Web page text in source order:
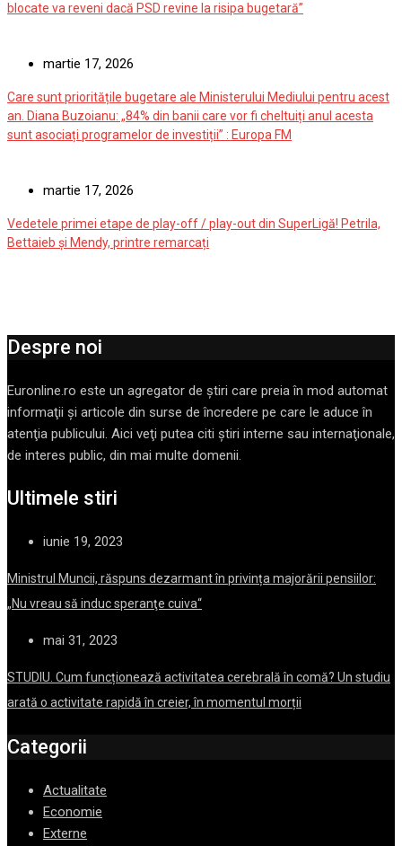
blocate va reveni dacă PSD revine la risipa bugetară”
martie 17, 2026
Care sunt prioritățile bugetare ale Ministerului Mediului pentru acest
an. Diana Buzoianu: „84% din banii care vor fi cheltuiți anul acesta
sunt asociați programelor de investiții” : Europa FM
martie 17, 2026
Vedetele primei etape de play-off / play-out din SuperLigă! Petrila,
Bettaieb și Mendy, printre remarcați
Despre noi
Euronline.ro este un agregator de ştiri care preia în mod automat
informaţii şi articole din surse de încredere pe care le aduce în
atenţia publicului. Aici veţi putea citi ştiri interne sau internaţionale,
de interes public, din mai multe domenii.
Ultimele stiri
iunie 19, 2023
Ministrul Muncii, răspuns dezarmant în privința majorării pensiilor:
„Nu vreau să induc speranţe cuiva“
mai 31, 2023
STUDIU. Cum funcționează activitatea cerebrală în comă? Un studiu
arată o activitate rapidă în creier, în momentul morții
Categorii
Actualitate
Economie
Externe